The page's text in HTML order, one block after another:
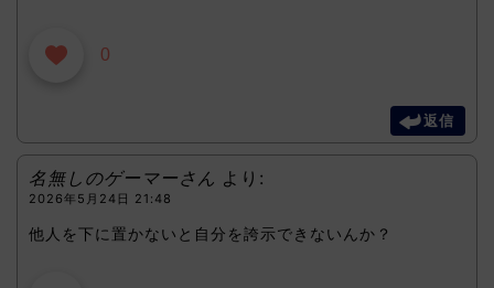
0
返信
名無しのゲーマーさん より:
2026年5月24日 21:48
他人を下に置かないと自分を誇示できないんか？